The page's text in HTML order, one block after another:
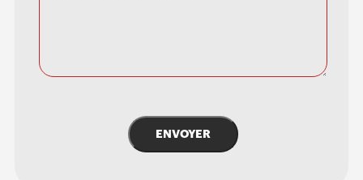
ENVOYER